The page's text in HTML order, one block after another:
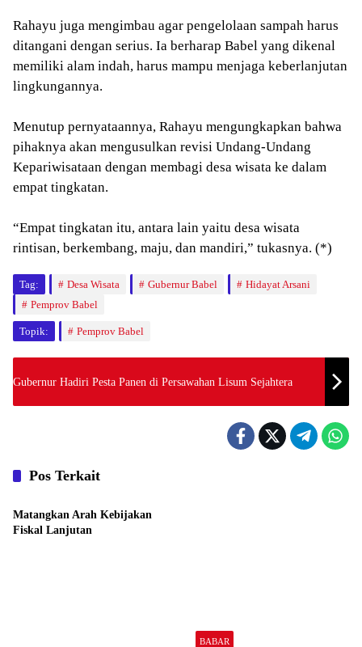
Rahayu juga mengimbau agar pengelolaan sampah harus
ditangani dengan serius. Ia berharap Babel yang dikenal
memiliki alam indah, harus mampu menjaga keberlanjutan
lingkungannya.
Menutup pernyataannya, Rahayu mengungkapkan bahwa
pihaknya akan mengusulkan revisi Undang-Undang
Kepariwisataan dengan membagi desa wisata ke dalam
empat tingkatan.
“Empat tingkatan itu, antara lain yaitu desa wisata
rintisan, berkembang, maju, dan mandiri,” tukasnya. (*)
Tag: Desa Wisata Gubernur Babel
Hidayat Arsani
Pemprov Babel
Topik: Pemprov Babel
Gubernur Hadiri Pesta Panen di Persawahan Lisum Sejahtera
Pos Terkait
BABAR
Matangkan Arah Kebijakan
Fiskal Lanjutan
BABAR